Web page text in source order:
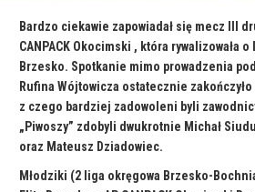
Bardzo ciekawie zapowiadał się mecz III
CANPACK Okocimski , która rywalizowała
Brzesko. Spotkanie mimo prowadzenia
Rufina Wójtowicza ostatecznie
z czego bardziej zadowoleni byli
„Piwoszy” zdobyli dwukrotnie Michał
oraz Mateusz Dziadowiec.
Młodziki (2 liga okręgowa Brzesko-